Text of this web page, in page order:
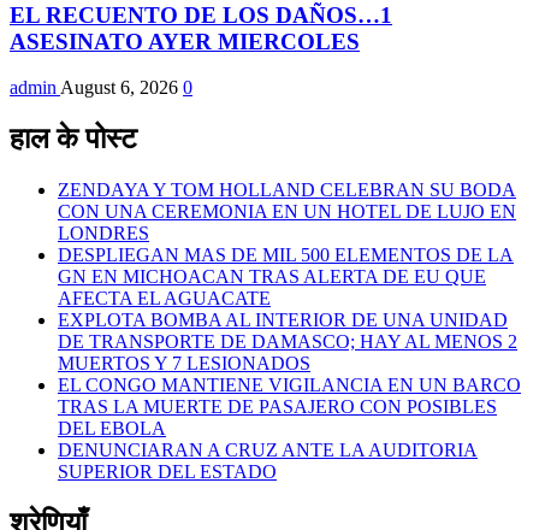
EL RECUENTO DE LOS DAÑOS…1
ASESINATO AYER MIERCOLES
adminAugust 6, 2026 0
हाल के पोस्ट
ZENDAYA Y TOM HOLLAND CELEBRAN SU BODA
CON UNA CEREMONIA EN UN HOTEL DE LUJO EN
LONDRES
DESPLIEGAN MAS DE MIL 500 ELEMENTOS DE LA
GN EN MICHOACAN TRAS ALERTA DE EU QUE
AFECTA EL AGUACATE
EXPLOTA BOMBA AL INTERIOR DE UNA UNIDAD
DE TRANSPORTE DE DAMASCO; HAY AL MENOS 2
MUERTOS Y 7 LESIONADOS
EL CONGO MANTIENE VIGILANCIA EN UN BARCO
TRAS LA MUERTE DE PASAJERO CON POSIBLES
DEL EBOLA
DENUNCIARAN A CRUZ ANTE LA AUDITORIA
SUPERIOR DEL ESTADO
श्रेणियाँ